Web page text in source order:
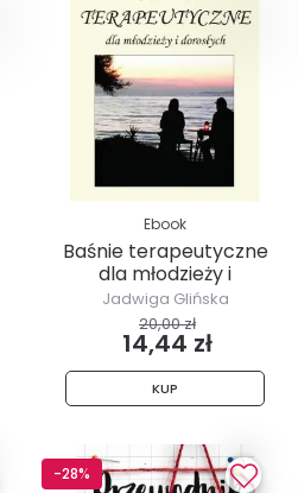
Ebook
Baśnie terapeutyczne
dla młodzieży i
dorosłych
Jadwiga Glińska
20,00 zł
14,44 zł
KUP
-28%